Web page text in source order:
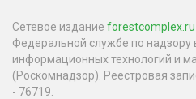
Сетевое издание forestcomplex.ru
Федеральной службе по надзору
информационных технологий и
(Роскомнадзор). Реестровая
- 76719.